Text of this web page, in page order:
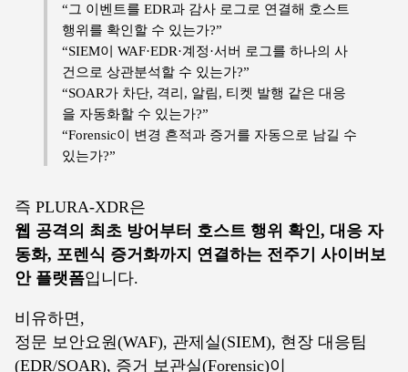
“그 이벤트를 EDR과 감사 로그로 연결해 호스트
행위를 확인할 수 있는가?”
“SIEM이 WAF·EDR·계정·서버 로그를 하나의 사
건으로 상관분석할 수 있는가?”
“SOAR가 차단, 격리, 알림, 티켓 발행 같은 대응
을 자동화할 수 있는가?”
“Forensic이 변경 흔적과 증거를 자동으로 남길 수
있는가?”
즉 PLURA-XDR은
웹 공격의 최초 방어부터 호스트 행위 확인, 대응 자
동화, 포렌식 증거화까지 연결하는 전주기 사이버보
안 플랫폼입니다.
비유하면,
정문 보안요원(WAF), 관제실(SIEM), 현장 대응팀
(EDR/SOAR), 증거 보관실(Forensic)이